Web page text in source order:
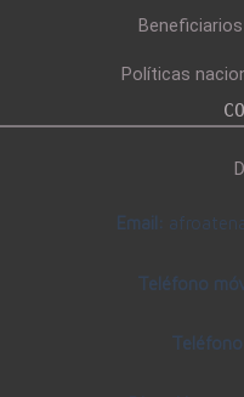
Políticas
Email:
Teléfono